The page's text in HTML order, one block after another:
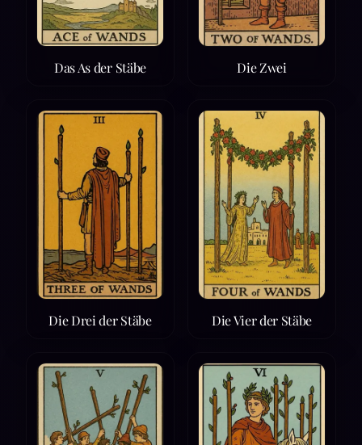
Das As der Stäbe Die Zwei
Die Drei der Stäbe Die Vier der Stäbe